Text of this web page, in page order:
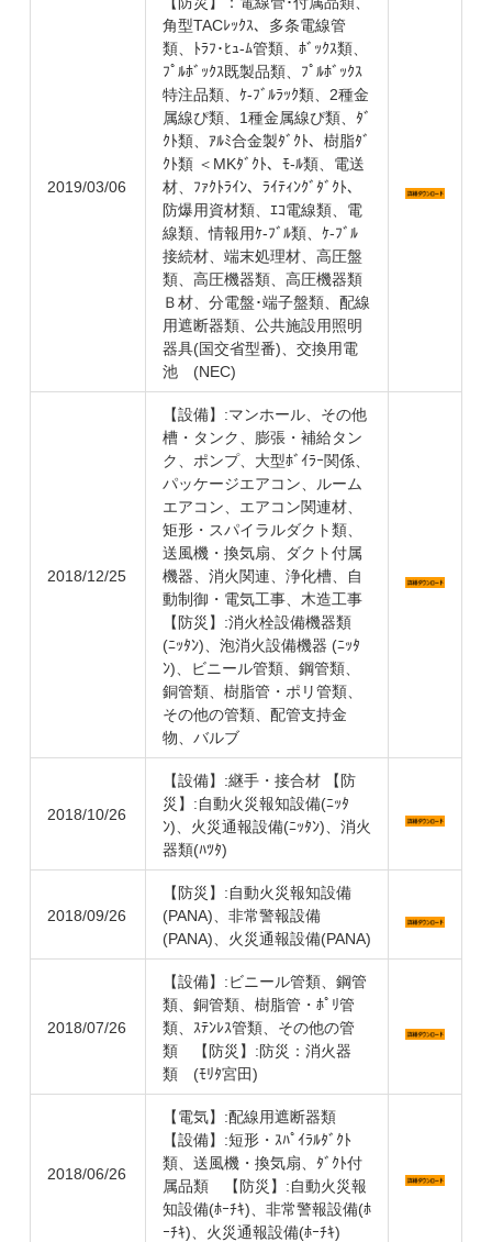
2019/03/06
角型TACﾚｯｸｽ、多条電線管
類、ﾄﾗﾌ･ﾋｭ-ﾑ管類、ﾎﾞｯｸｽ類、
ﾌﾟﾙﾎﾞｯｸｽ既製品類、ﾌﾟﾙﾎﾞｯｸｽ
特注品類、ｹ-ﾌﾞﾙﾗｯｸ類、2種金
属線ぴ類、1種金属線ぴ類、ﾀﾞ
ｸﾄ類、ｱﾙﾐ合金製ﾀﾞｸﾄ、樹脂ﾀﾞ
ｸﾄ類 ＜MKﾀﾞｸﾄ、ﾓ-ﾙ類、電送
材、ﾌｧｸﾄﾗｲﾝ、ﾗｲﾃｨﾝｸﾞﾀﾞｸﾄ、
防爆用資材類、ｴｺ電線類、電
線類、情報用ｹ-ﾌﾞﾙ類、ｹ-ﾌﾞﾙ
接続材、端末処理材、高圧盤
類、高圧機器類、高圧機器類
Ｂ材、分電盤･端子盤類、配線
用遮断器類、公共施設用照明
器具(国交省型番)、交換用電
池 (NEC)
2018/12/25
【設備】:マンホール、その他
槽・タンク、膨張・補給タン
ク、ポンプ、大型ﾎﾞｲﾗｰ関係、
パッケージエアコン、ルーム
エアコン、エアコン関連材、
矩形・スパイラルダクト類、
送風機・換気扇、ダクト付属
機器、消火関連、浄化槽、自
動制御・電気工事、木造工事
【防災】:消火栓設備機器類
(ﾆｯﾀﾝ)、泡消火設備機器 (ﾆｯﾀ
ﾝ)、ビニール管類、鋼管類、
銅管類、樹脂管・ポリ管類、
その他の管類、配管支持金
物、バルブ
2018/10/26
【設備】:継手・接合材 【防
災】:自動火災報知設備(ﾆｯﾀ
ﾝ)、火災通報設備(ﾆｯﾀﾝ)、消火
器類(ﾊﾂﾀ)
2018/09/26
【防災】:自動火災報知設備
(PANA)、非常警報設備
(PANA)、火災通報設備(PANA)
2018/07/26
【設備】:ビニール管類、鋼管
類、銅管類、樹脂管・ﾎﾟﾘ管
類、ｽﾃﾝﾚｽ管類、その他の管
類 【防災】:防災：消火器
類 (ﾓﾘﾀ宮田)
2018/06/26
【電気】:配線用遮断器類
【設備】:短形・ｽﾊﾟｲﾗﾙﾀﾞｸﾄ
類、送風機・換気扇、ﾀﾞｸﾄ付
属品類 【防災】:自動火災報
知設備(ﾎｰﾁｷ)、非常警報設備(ﾎ
ｰﾁｷ)、火災通報設備(ﾎｰﾁｷ)